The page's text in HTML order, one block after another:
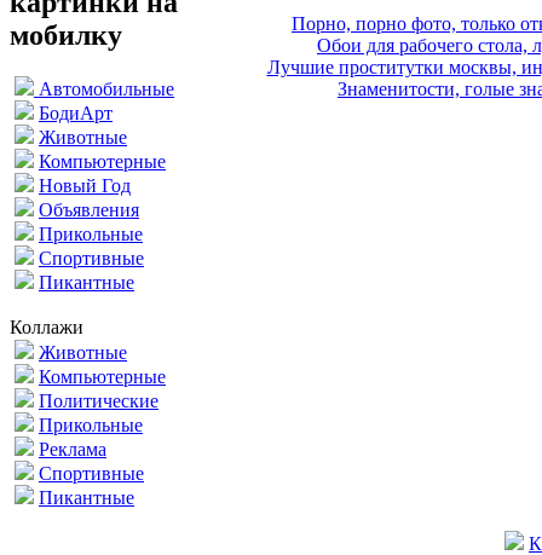
мобилку
Автомобильные
БодиАрт
Животные
Компьютерные
Новый Год
Объявления
Прикольные
Спортивные
Пикантные
Коллажи
Животные
Компьютерные
Политические
Прикольные
Реклама
Спортивные
Пикантные
Порно, порно фото, только
Обои для рабочего стола,
Лучшие проститутки москвы,
Знаменитости, голые